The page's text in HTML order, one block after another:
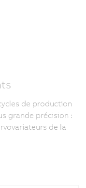
de production
grande précision :
de la